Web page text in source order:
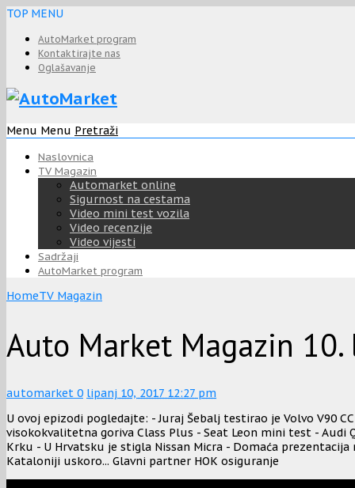
TOP MENU
AutoMarket program
Kontaktirajte nas
Oglašavanje
Menu Menu Pretraži
Naslovnica
TV Magazin
Automarket online
Sigurnost na cestama
Video mini test vozila
Video recenzije
Video vijesti
Sadržaji
AutoMarket program
HomeTV Magazin
Auto Market Magazin
automarket 0 lipanj 10, 2017 12:27 pm
U ovoj epizodi pogledajte: - Juraj Šebalj testirao je Volvo V90
visokokvalitetna goriva Class Plus - Seat Leon mini test - Audi
Krku - U Hrvatsku je stigla Nissan Micra - Domaća
Kataloniji uskoro... Glavni partner HOK osiguranje